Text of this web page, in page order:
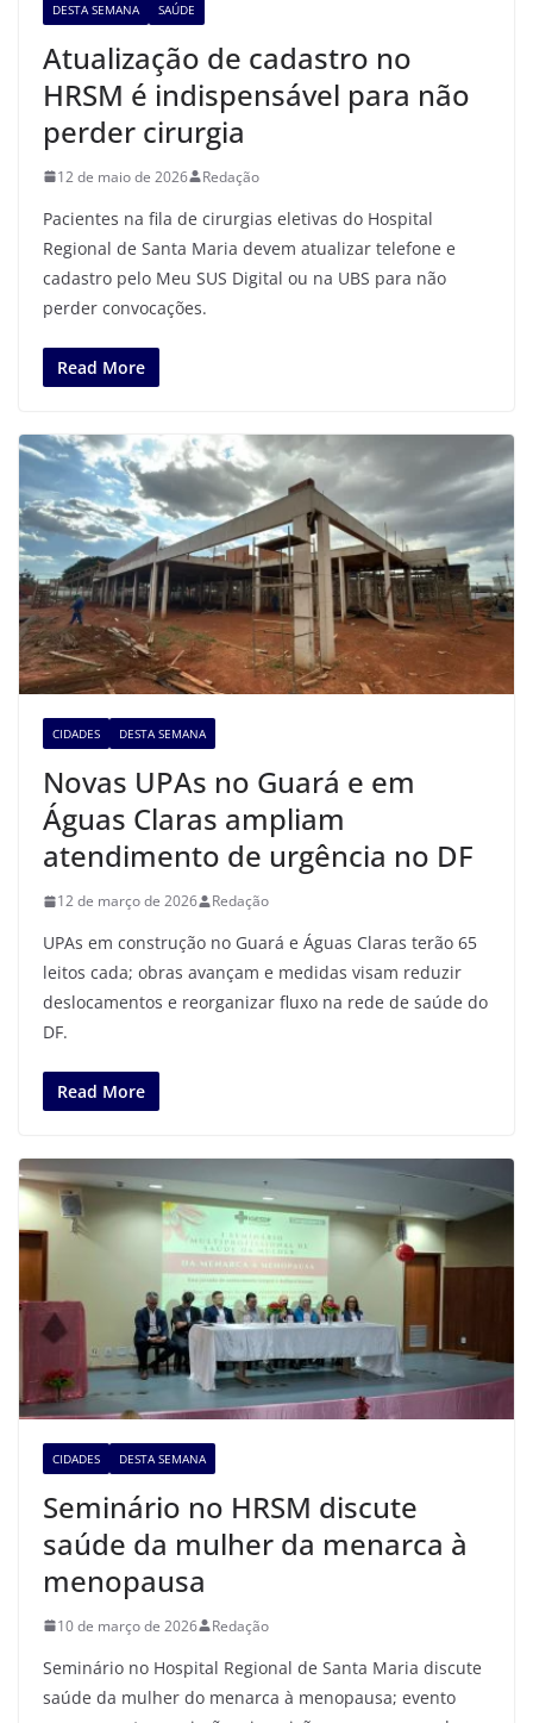
DESTA SEMANA SAÚDE
Atualização de cadastro no
HRSM é indispensável para não
perder cirurgia
12 de maio de 2026 Redação
Pacientes na fila de cirurgias eletivas do Hospital
Regional de Santa Maria devem atualizar telefone e
cadastro pelo Meu SUS Digital ou na UBS para não
perder convocações.
Read More
CIDADES DESTA SEMANA
Novas UPAs no Guará e em
Águas Claras ampliam
atendimento de urgência no DF
12 de março de 2026 Redação
UPAs em construção no Guará e Águas Claras terão 65
leitos cada; obras avançam e medidas visam reduzir
deslocamentos e reorganizar fluxo na rede de saúde do
DF.
Read More
CIDADES DESTA SEMANA
Seminário no HRSM discute
saúde da mulher da menarca à
menopausa
10 de março de 2026 Redação
Seminário no Hospital Regional de Santa Maria discute
saúde da mulher do menarca à menopausa; evento